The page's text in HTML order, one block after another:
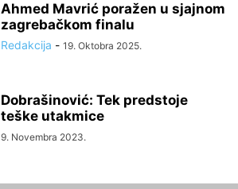
Ahmed Mavrić poražen u sjajnom
zagrebačkom finalu
Redakcija - 19. Oktobra 2025.
Dobrašinović: Tek predstoje
teške utakmice
9. Novembra 2023.